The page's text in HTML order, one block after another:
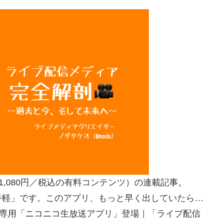
円／税込の有料コンテンツ）の連載記事。
」です。このアプリ、もっと早く出していたら…
用「ニコニコ生放送アプリ」登場｜「ライブ配信